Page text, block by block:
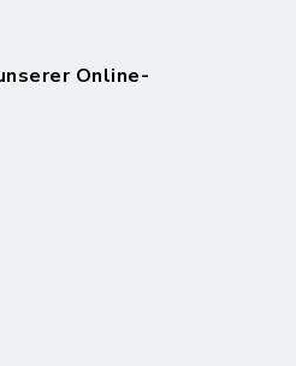
Online-